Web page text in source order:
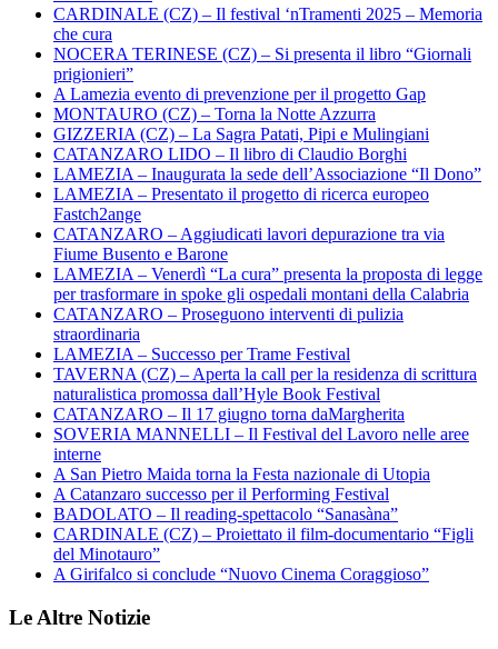
CARDINALE (CZ) – Il festival ‘nTramenti 2025 – Memoria
che cura
NOCERA TERINESE (CZ) – Si presenta il libro “Giornali
prigionieri”
A Lamezia evento di prevenzione per il progetto Gap
MONTAURO (CZ) – Torna la Notte Azzurra
GIZZERIA (CZ) – La Sagra Patati, Pipi e Mulingiani
CATANZARO LIDO – Il libro di Claudio Borghi
LAMEZIA – Inaugurata la sede dell’Associazione “Il Dono”
LAMEZIA – Presentato il progetto di ricerca europeo
Fastch2ange
CATANZARO – Aggiudicati lavori depurazione tra via
Fiume Busento e Barone
LAMEZIA – Venerdì “La cura” presenta la proposta di legge
per trasformare in spoke gli ospedali montani della Calabria
CATANZARO – Proseguono interventi di pulizia
straordinaria
LAMEZIA – Successo per Trame Festival
TAVERNA (CZ) – Aperta la call per la residenza di scrittura
naturalistica promossa dall’Hyle Book Festival
CATANZARO – Il 17 giugno torna daMargherita
SOVERIA MANNELLI – Il Festival del Lavoro nelle aree
interne
A San Pietro Maida torna la Festa nazionale di Utopia
A Catanzaro successo per il Performing Festival
BADOLATO – Il reading-spettacolo “Sanasàna”
CARDINALE (CZ) – Proiettato il film-documentario “Figli
del Minotauro”
A Girifalco si conclude “Nuovo Cinema Coraggioso”
Le Altre Notizie